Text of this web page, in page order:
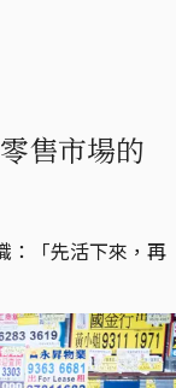
售市場的
：「先活下來，再